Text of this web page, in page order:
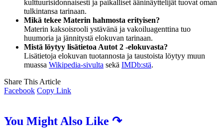
kulttuurisidonnaisesti ja paikalliset ääninäyttelijät tuovat oman
tulkintansa tarinaan.
Mikä tekee Materin hahmosta erityisen?
Materin kaksoisrooli ystävänä ja vakoiluagenttina tuo
huumoria ja jännitystä elokuvan tarinaan.
Mistä löytyy lisätietoa Autot 2 -elokuvasta?
Lisätietoja elokuvan tuotannosta ja taustoista löytyy muun
muassa Wikipedia-sivulta sekä IMDb:stä.
Share This Article
Facebook Copy Link
You Might Also Like ↷